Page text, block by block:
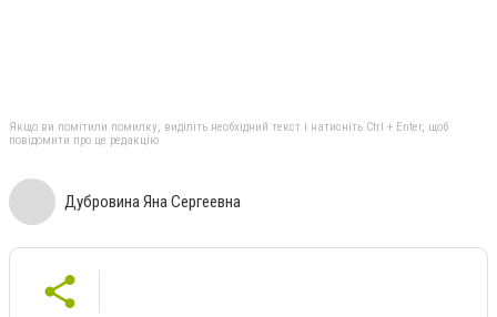
Якщо ви помітили помилку, виділіть необхідний текст і натисніть Ctrl + Enter, щоб
повідомити про це редакцію
Дубровина Яна Сергеевна